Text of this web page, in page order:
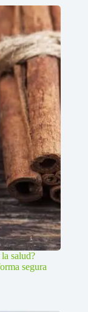
salud?
segura